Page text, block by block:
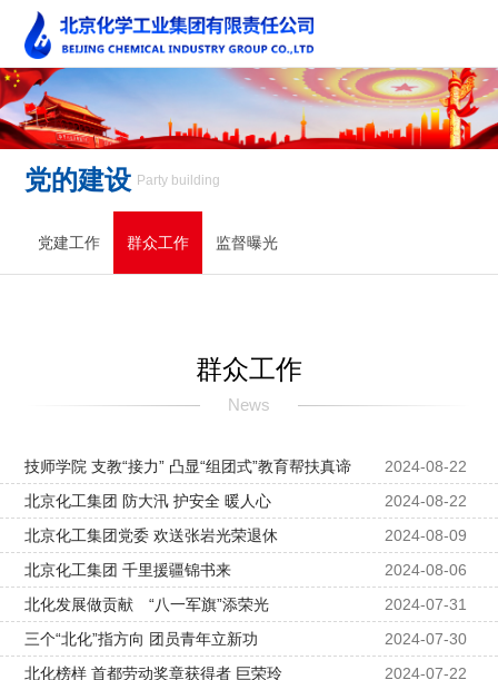
党的建设 Party building
党建工作 群众工作 监督曝光
群众工作
News
技师学院 支教“接力” 凸显“组团式”教育帮扶真谛
2024-08-22
北京化工集团 防大汛 护安全 暖人心
2024-08-22
北京化工集团党委 欢送张岩光荣退休
2024-08-09
北京化工集团 千里援疆锦书来
2024-08-06
北化发展做贡献 “八一军旗”添荣光
2024-07-31
三个“北化”指方向 团员青年立新功
2024-07-30
北化榜样 首都劳动奖章获得者 巨荣玲
2024-07-22